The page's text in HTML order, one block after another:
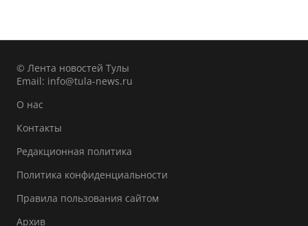
© Лента новостей Тулы
Email: info@tula-news.ru
О нас
Контакты
Редакционная политика
Политика конфиденциальности
Правила пользования сайтом
Архив